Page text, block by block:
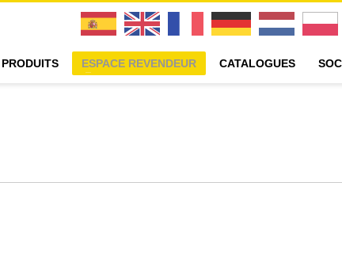
PRODUITS ESPACE REVENDEUR CATALOGUES